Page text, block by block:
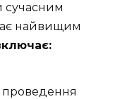
сучасним
найвищим
проведення